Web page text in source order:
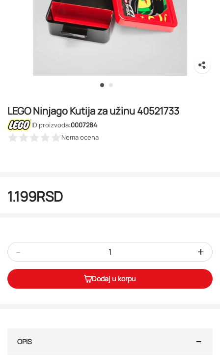
LEGO Ninjago Kutija za užinu 40521733
ID proizvoda:0007284
Nema ocena
1.199RSD
- +
Dodaj u korpu
OPIS